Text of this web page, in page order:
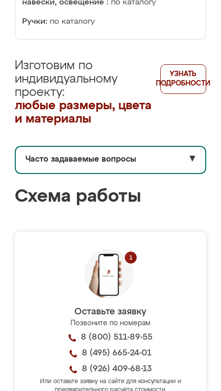
навески, освещение : по каталогу
Ручки: по каталогу
Изготовим по
индивидуальному
проекту:
любые размеры, цвета
и материалы
УЗНАТЬ
ПОДРОБНОСТИ
Часто задаваемые вопросы ▼
Схема работы
Оставьте заявку
Позвоните по номерам
8 (800) 511-89-55
8 (495) 665-24-01
8 (926) 409-68-13
Или оставьте заявку на сайте для консультации и